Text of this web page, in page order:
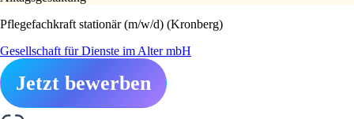
Pflegefachkraft stationär (m/w/d) (Kronberg)
Gesellschaft für Dienste im Alter mbH
Jetzt bewerben